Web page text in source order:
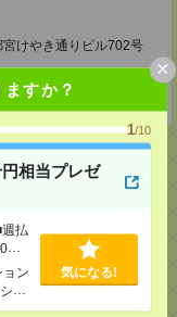
すか？
1/10
相当プレゼ
払
円
ン
ョ
ー
気になる!
×
けやき通りビル702号
電話応募